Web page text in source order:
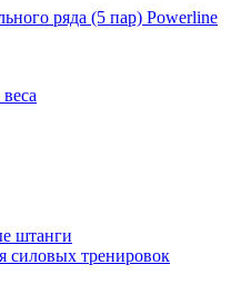
ряда (5 пар) Powerline
штанги
силовых тренировок